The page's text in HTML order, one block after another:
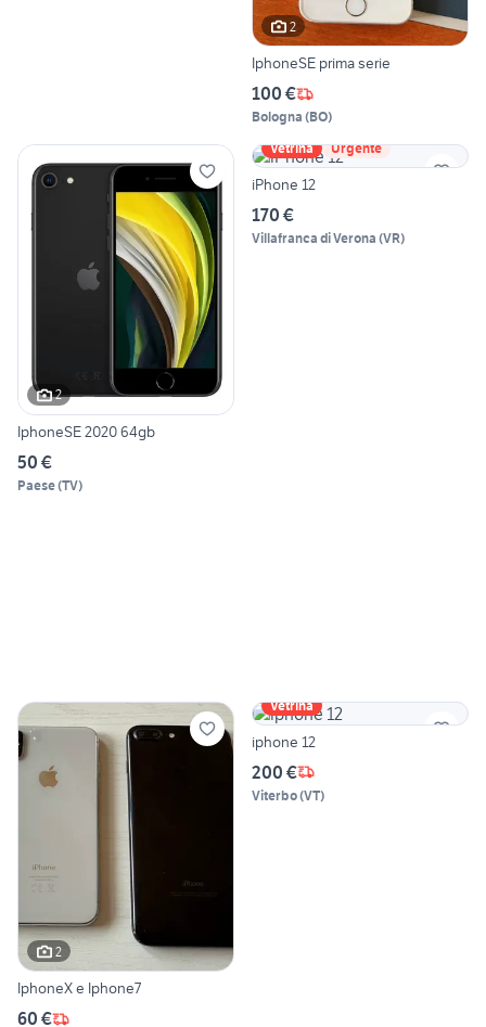
2
IphoneSE prima serie
100 €
Bologna (BO)
2
IphoneSE 2020 64gb
50 €
Paese(TV)
Vetrina Urgente
iPhone 12
170 €
Villafranca di Verona (VR)
2
IphoneX e Iphone7
60 €
Vetrina
iphone 12
200 €
Viterbo(VT)